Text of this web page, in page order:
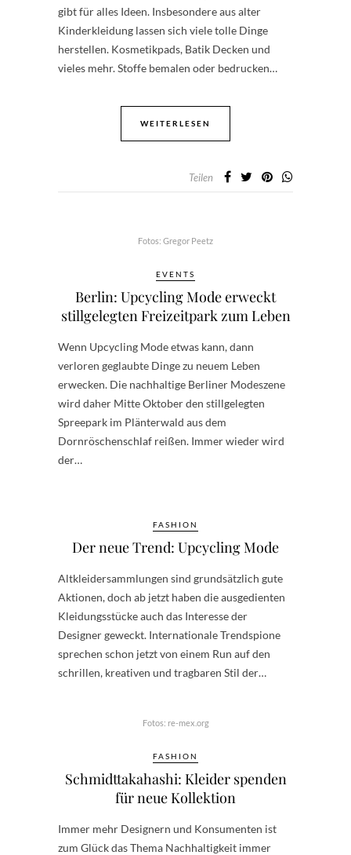
gibt für alles Ideen. Insbesondere aus alter
Kinderkleidung lassen sich viele tolle Dinge
herstellen. Kosmetikpads, Batik Decken und
vieles mehr. Stoffe bemalen oder bedrucken…
WEITERLESEN
Teilen
Fotos: Gregor Peetz
EVENTS
Berlin: Upcycling Mode erweckt
stillgelegten Freizeitpark zum Leben
Wenn Upcycling Mode etwas kann, dann
verloren geglaubte Dinge zu neuem Leben
erwecken. Die nachhaltige Berliner Modeszene
wird daher Mitte Oktober den stillgelegten
Spreepark im Plänterwald aus dem
Dornröschenschlaf reißen. Immer wieder wird
der…
FASHION
Der neue Trend: Upcycling Mode
Altkleidersammlungen sind grundsätzlich gute
Aktionen, doch ab jetzt haben die ausgedienten
Kleidungsstücke auch das Interesse der
Designer geweckt. Internationale Trendspione
sprechen schon jetzt von einem Run auf den
schrillen, kreativen und tragbaren Stil der…
Fotos: re-mex.org
FASHION
Schmidttakahashi: Kleider spenden
für neue Kollektion
Immer mehr Designern und Konsumenten ist
zum Glück das Thema Nachhaltigkeit immer